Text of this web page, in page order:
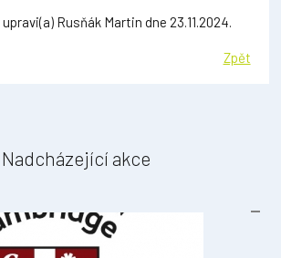
Rusňák Martin dne 23.11.2024.
Zpět
Nadcházející akce